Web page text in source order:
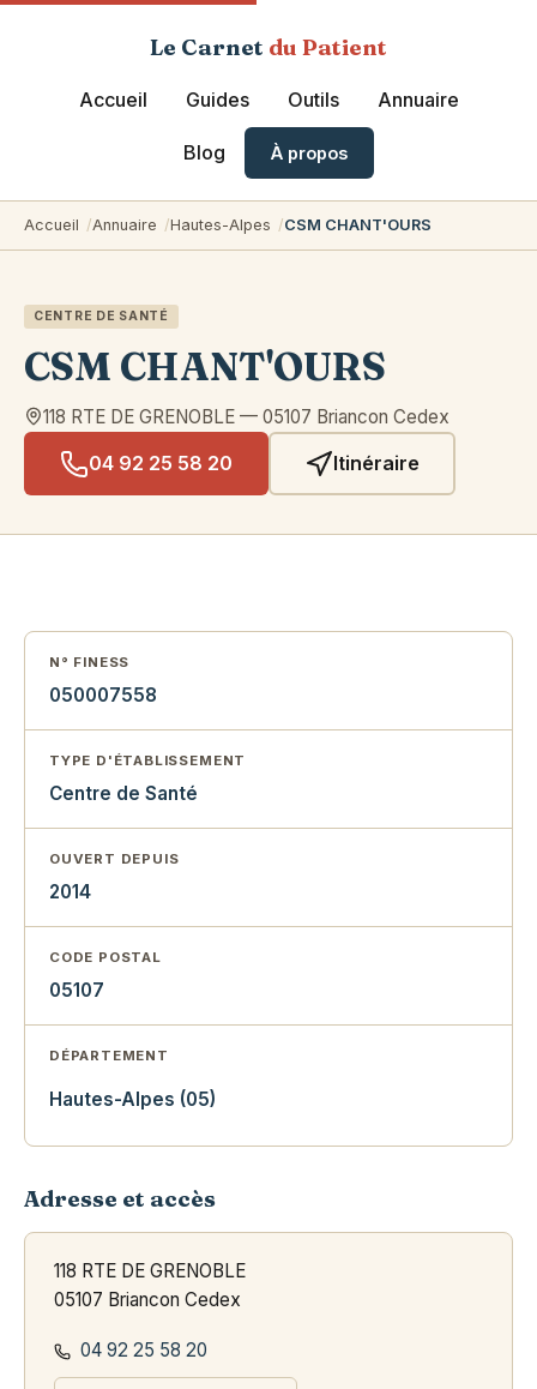
Le Carnet du Patient
Accueil Guides Outils Annuaire
Blog À propos
Accueil Annuaire Hautes-Alpes CSM CHANT'OURS
CENTRE DE SANTÉ
CSM CHANT'OURS
118 RTE DE GRENOBLE — 05107 Briancon Cedex
04 92 25 58 20 Itinéraire
N° FINESS
050007558
TYPE D'ÉTABLISSEMENT
Centre de Santé
OUVERT DEPUIS
2014
CODE POSTAL
05107
DÉPARTEMENT
Hautes-Alpes (05)
Adresse et accès
118 RTE DE GRENOBLE
05107 Briancon Cedex
04 92 25 58 20